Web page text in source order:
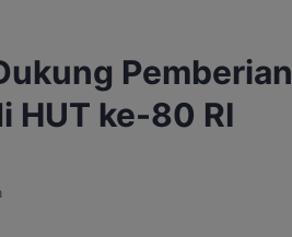
Pemberian
HUT ke-80 RI